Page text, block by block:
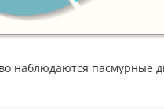
наблюдаются пасмурные